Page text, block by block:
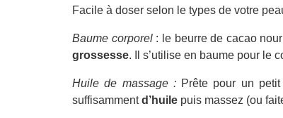
Facile à doser selon le types de votre
Baume corporel: le beurre de cacao
grossesse. Il s’utilise en baume pour le
Huile de massage :Prête pour un petit
suffisammentd’huile puis massez (ou